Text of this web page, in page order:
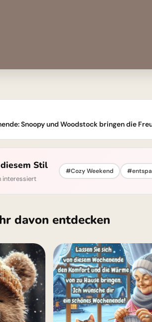
Snoopy und Woodstock bringen die
Stil
interessiert
#Cozy Weekend
davon entdecken